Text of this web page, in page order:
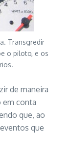
Transgredir
o piloto, e os
de maneira
em conta
que, ao
que